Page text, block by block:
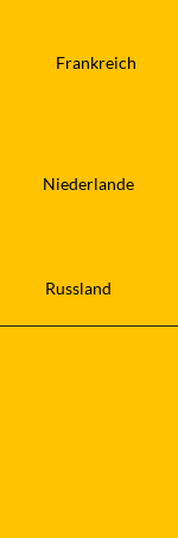
Frankreich
Niederlande
Russland